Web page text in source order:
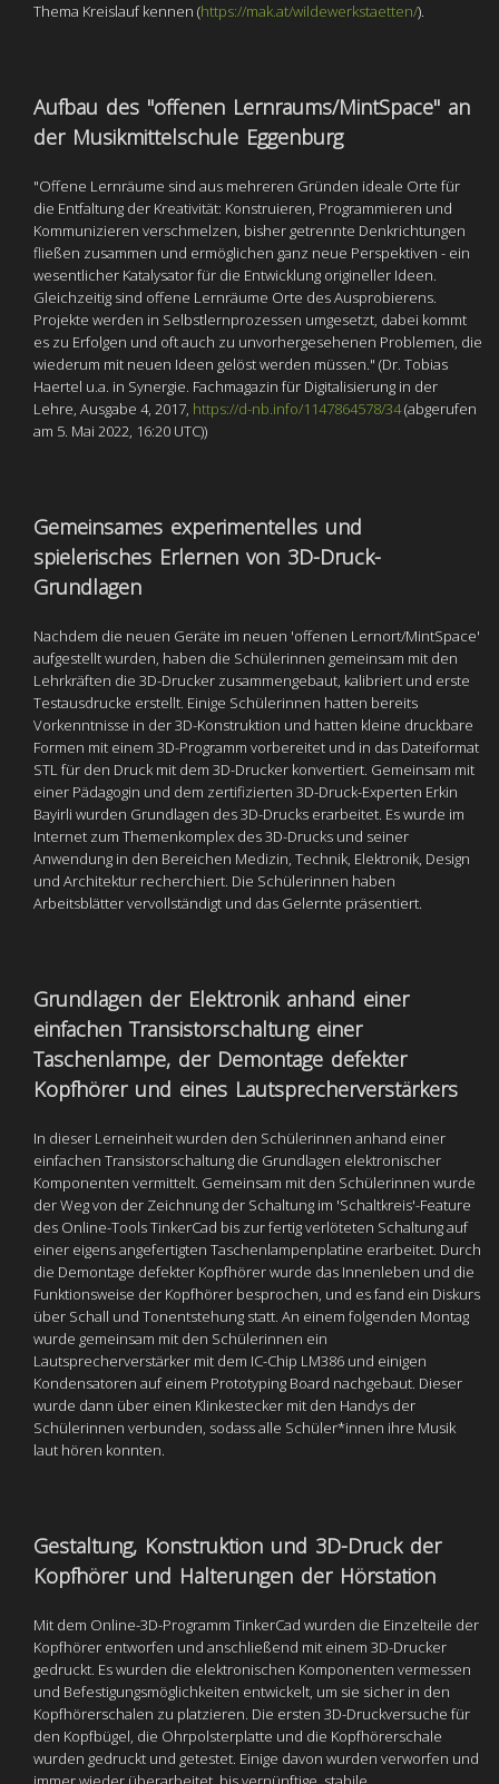
Thema Kreislauf kennen (https://mak.at/wildewerkstaetten/).
Aufbau des "offenen Lernraums/MintSpace" an
der Musikmittelschule Eggenburg
"Offene Lernräume sind aus mehreren Gründen ideale Orte für
die Entfaltung der Kreativität: Konstruieren, Programmieren und
Kommunizieren verschmelzen, bisher getrennte Denkrichtungen
fließen zusammen und ermöglichen ganz neue Perspektiven - ein
wesentlicher Katalysator für die Entwicklung origineller Ideen.
Gleichzeitig sind offene Lernräume Orte des Ausprobierens.
Projekte werden in Selbstlernprozessen umgesetzt, dabei kommt
es zu Erfolgen und oft auch zu unvorhergesehenen Problemen, die
wiederum mit neuen Ideen gelöst werden müssen." (Dr. Tobias
Haertel u.a. in Synergie. Fachmagazin für Digitalisierung in der
Lehre, Ausgabe 4, 2017, https://d-nb.info/1147864578/34(abgerufen
am 5. Mai 2022, 16:20 UTC))
Gemeinsames experimentelles und
spielerisches Erlernen von 3D-Druck-
Grundlagen
Nachdem die neuen Geräte im neuen 'offenen Lernort/MintSpace'
aufgestellt wurden, haben die Schülerinnen gemeinsam mit den
Lehrkräften die 3D-Drucker zusammengebaut, kalibriert und erste
Testausdrucke erstellt. Einige Schülerinnen hatten bereits
Vorkenntnisse in der 3D-Konstruktion und hatten kleine druckbare
Formen mit einem 3D-Programm vorbereitet und in das Dateiformat
STL für den Druck mit dem 3D-Drucker konvertiert. Gemeinsam mit
einer Pädagogin und dem zertifizierten 3D-Druck-Experten Erkin
Bayirli wurden Grundlagen des 3D-Drucks erarbeitet. Es wurde im
Internet zum Themenkomplex des 3D-Drucks und seiner
Anwendung in den Bereichen Medizin, Technik, Elektronik, Design
und Architektur recherchiert. Die Schülerinnen haben
Arbeitsblätter vervollständigt und das Gelernte präsentiert.
Grundlagen der Elektronik anhand einer
einfachen Transistorschaltung einer
Taschenlampe, der Demontage defekter
Kopfhörer und eines Lautsprecherverstärkers
In dieser Lerneinheit wurden den Schülerinnen anhand einer
einfachen Transistorschaltung die Grundlagen elektronischer
Komponenten vermittelt. Gemeinsam mit den Schülerinnen wurde
der Weg von der Zeichnung der Schaltung im 'Schaltkreis'-Feature
des Online-Tools TinkerCad bis zur fertig verlöteten Schaltung auf
einer eigens angefertigten Taschenlampenplatine erarbeitet. Durch
die Demontage defekter Kopfhörer wurde das Innenleben und die
Funktionsweise der Kopfhörer besprochen, und es fand ein Diskurs
über Schall und Tonentstehung statt. An einem folgenden Montag
wurde gemeinsam mit den Schülerinnen ein
Lautsprecherverstärker mit dem IC-Chip LM386 und einigen
Kondensatoren auf einem Prototyping Board nachgebaut. Dieser
wurde dann über einen Klinkestecker mit den Handys der
Schülerinnen verbunden, sodass alle Schüler*innen ihre Musik
laut hören konnten.
Gestaltung, Konstruktion und 3D-Druck der
Kopfhörer und Halterungen der Hörstation
Mit dem Online-3D-Programm TinkerCad wurden die Einzelteile der
Kopfhörer entworfen und anschließend mit einem 3D-Drucker
gedruckt. Es wurden die elektronischen Komponenten vermessen
und Befestigungsmöglichkeiten entwickelt, um sie sicher in den
Kopfhörerschalen zu platzieren. Die ersten 3D-Druckversuche für
den Kopfbügel, die Ohrpolsterplatte und die Kopfhörerschale
wurden gedruckt und getestet. Einige davon wurden verworfen und